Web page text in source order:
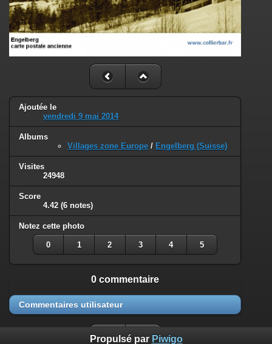
Ajoutée le
vendredi 9 mai 2014
Albums
Villages zone Europe / Engelberg (Suisse)
Visites
24948
Score
4.42 (6 notes)
Notez cette photo
0 1 2 3 4 5
0 commentaire
Commentaires utilisateur
Propulsé par Piwigo